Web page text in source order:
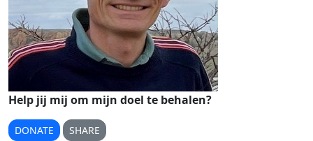
Help jij mij om mijn doel te behalen?
DONATE SHARE